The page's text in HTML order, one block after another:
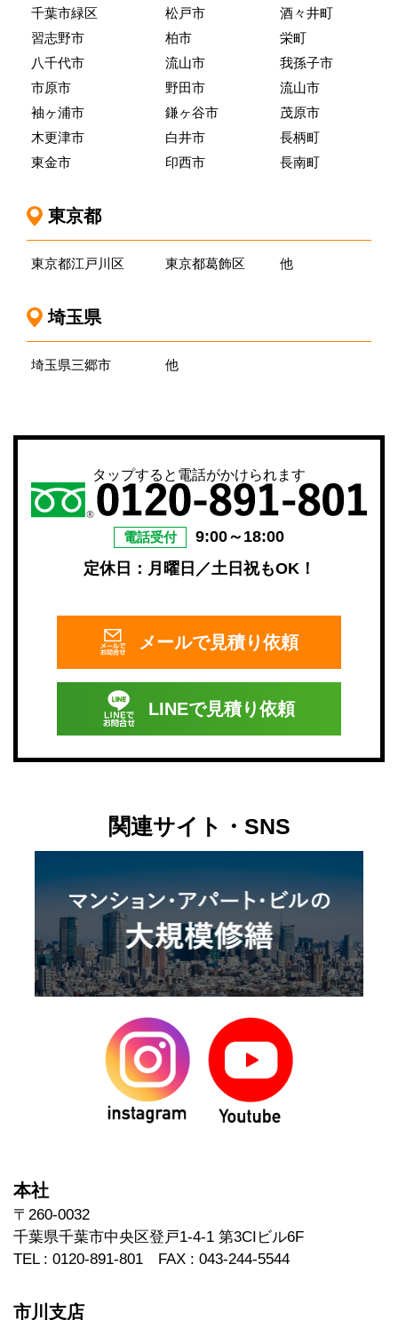
千葉市緑区
習志野市
八千代市
市原市
袖ヶ浦市
木更津市
東金市
松戸市
柏市
流山市
野田市
鎌ヶ谷市
白井市
印西市
酒々井町
栄町
我孫子市
流山市
茂原市
長柄町
長南町
東京都
東京都江戸川区 東京都葛飾区 他
埼玉県
埼玉県三郷市 他
タップすると電話がかけられます
電話受付
9:00～18:00
定休日：月曜日／土日祝もOK！
メールで見積り依頼
LINEで見積り依頼
関連サイト・SNS
本社
〒260-0032
千葉県千葉市中央区登戸1-4-1 第3CIビル6F
TEL : 0120-891-801 FAX : 043-244-5544
市川支店